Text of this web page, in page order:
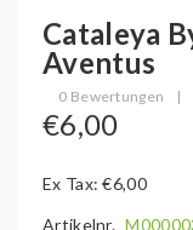
Cataleya
Aventus
0 Bewertungen |
€6,00
Ex Tax: €6,00
Artikelnr.